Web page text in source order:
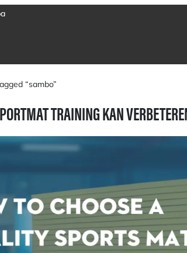
“sambo”
TRAINING KAN